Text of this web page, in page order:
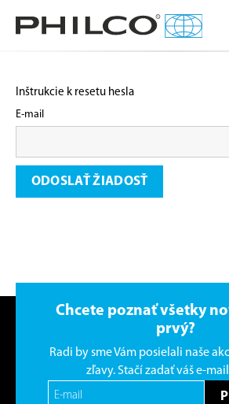
Inštrukcie k resetu hesla
E-mail
ODOSLAŤ ŽIADOSŤ
Chcete poznať všetky
prvý?
Radi by sme Vám posielali naše
zľavy. Stačí zadať váš e-